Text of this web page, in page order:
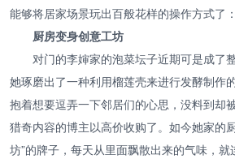
能够将居家场景玩出百般花样的操作方式了：
厨房变身创意工坊
对门的李婶家的泡菜坛子近期可是成了
她琢磨出了一种利用榴莲壳来进行发酵制作
抱着想要逗弄一下邻居们的心思，没料到却
猎奇内容的博主以高价收购了。如今她家的
坊”的牌子，每天从里面飘散出来的气味，